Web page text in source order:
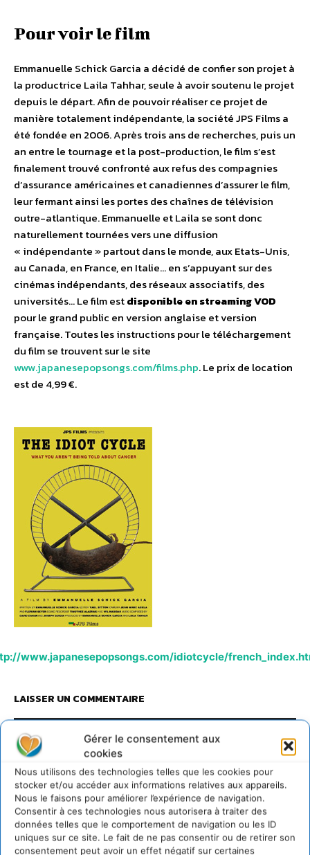
Gérer le consentement aux
cookies
Nous utilisons des technologies telles que les cookies pour
stocker et/ou accéder aux informations relatives aux appareils.
Nous le faisons pour améliorer l’expérience de navigation.
Consentir à ces technologies nous autorisera à traiter des
données telles que le comportement de navigation ou les ID
uniques sur ce site. Le fait de ne pas consentir ou de retirer son
consentement peut avoir un effet négatif sur certaines
Pour voir le film
Emmanuelle Schick Garcia a décidé de confier son projet à
la productrice Laila Tahhar, seule à avoir soutenu le projet
depuis le départ. Afin de pouvoir réaliser ce projet de
manière totalement indépendante, la société JPS Films a
été fondée en 2006. Après trois ans de recherches, puis un
an entre le tournage et la post-production, le film s’est
finalement trouvé confronté aux refus des compagnies
d’assurance américaines et canadiennes d’assurer le film,
leur fermant ainsi les portes des chaînes de télévision
outre-atlantique. Emmanuelle et Laila se sont donc
naturellement tournées vers une diffusion
« indépendante » partout dans le monde, aux Etats-Unis,
au Canada, en France, en Italie… en s’appuyant sur des
cinémas indépendants, des réseaux associatifs, des
universités… Le film estdisponible en streaming VOD
pour le grand public en version anglaise et version
française. Toutes les instructions pour le téléchargement
du film se trouvent sur le site
www.japanesepopsongs.com/films.php. Le prix de location
est de 4,99 €.
www.japanesepopsongs.com/idiotcycle/
LAISSER UN COMMENTAIRE
CONNECTER POUR LAISSER UN COMMENTAIRE